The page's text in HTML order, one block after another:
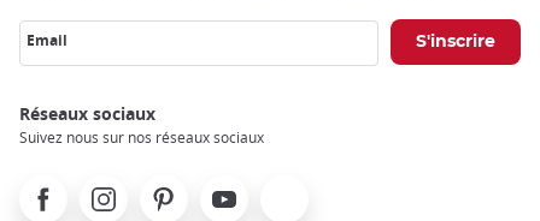
Email
Réseaux sociaux
Suivez nous sur nos réseaux sociaux
FacebookInstagramPinterest Youtube